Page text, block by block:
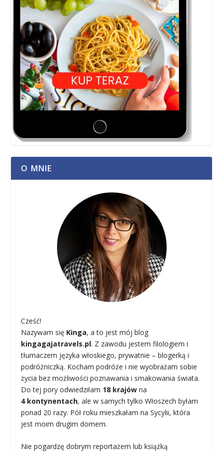
O MNIE
Cześć!
Nazywam się Kinga, a to jest mój blog
kingagajatravels.pl. Z zawodu jestem filologiem i
tłumaczem języka włoskiego, prywatnie – blogerką i
podróżniczką. Kocham podróże i nie wyobrażam sobie
życia bez możliwości poznawania i smakowania świata.
Do tej pory odwiedziłam 18 krajów na
4 kontynentach, ale w samych tylko Włoszech byłam
ponad 20 razy. Pół roku mieszkałam na Sycylii, która
jest moim drugim domem.
Nie pogardzę dobrym reportażem lub książką